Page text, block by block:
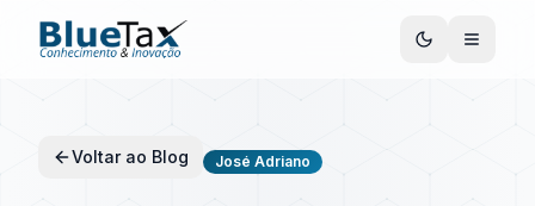
Voltar ao Blog José Adriano